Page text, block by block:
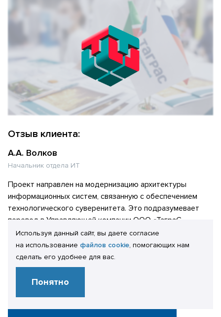
Отзыв клиента:
А.А. Волков
Начальник отдела ИТ
Проект направлен на модернизацию архитектуры
информационных систем, связанную с обеспечением
технологического суверенитета. Это подразумевает
перевод в Управляющей компании ООО «ТаграС-
Холдинг» серверной составляющей информационной
системы (далее «ИС») 1С:Зарплата и управление
персоналом 8. КОРП (далее «1С:ЗУП») на отечественные
решения ОС Astra Linux и СУБД PostgreSQL. Проект
завершен успешно. Все поставленные задачи решены.
Используя данный сайт, вы даете согласие
на использование файлов cookie, помогающих нам
сделать его удобнее для вас.
Понятно